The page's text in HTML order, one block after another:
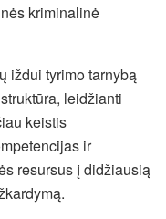
kriminalinė
iždui tyrimo tarnybą
leidžianti
keistis
ir
resursus į didžiausią